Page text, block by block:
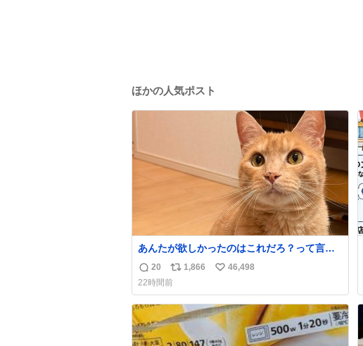
ほかの人気ポスト
あんたが欲しかったのはこれだろ？って言っ
て押してくれた手形がコチラ
返
信
数
20
リ
ポ
ス
ト
1,866
い
ね
数
46,498
22時間前